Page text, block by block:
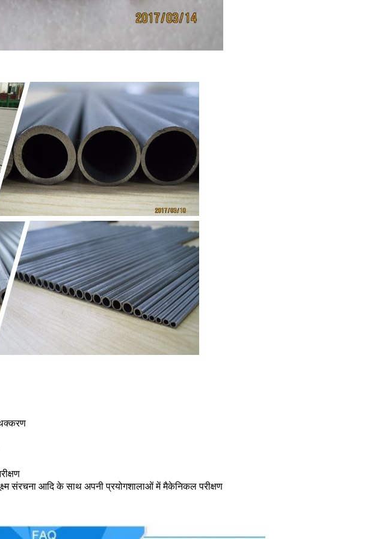
संरचना आदि के साथ अपनी प्रयोगशालाओं में मैकेनिकल परीक्षण